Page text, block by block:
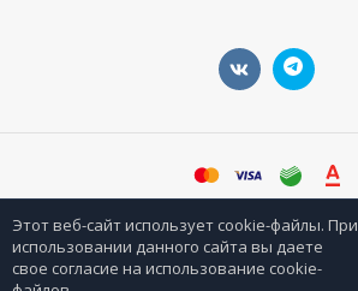
©sharpeyshop.ru
Этот веб-сайт использует cookie-файлы. При
использовании данного сайта вы даете
свое согласие на использование cookie-